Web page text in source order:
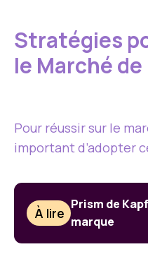
Stratégies
le Marché
Pour réussir sur le
important d’adopter
À lire
Prism de
marque